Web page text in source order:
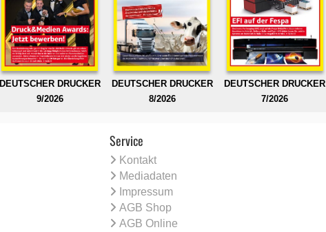
DEUTSCHER DRUCKER
9/2026
DEUTSCHER DRUCKER
8/2026
DEUTSCHER DRUCKER
7/2026
Service
Kontakt
Mediadaten
Impressum
AGB Shop
AGB Online